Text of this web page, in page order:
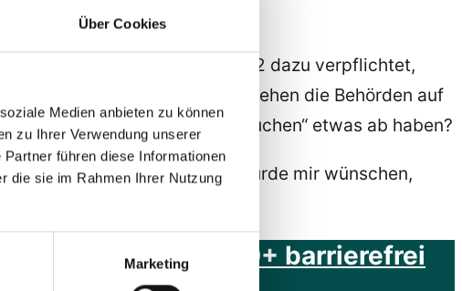
Über Cookies
Medien anbieten zu können
zu Ihrer Verwendung unserer
führen diese Informationen
die sie im Rahmen Ihrer Nutzung
Marketing
von 2002 dazu verpflichtet,
) Jetzt gehen die Behörden auf
nicht auch von diesem „Kuchen“ etwas ab haben?
wie mir das schreiben. Ich würde mir wünschen,
Menschen mit 50+ barrierefrei